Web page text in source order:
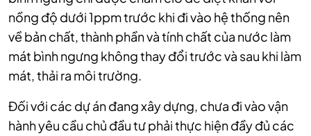
nồng độ dưới 1ppm trước khi đi vào hệ thống nên
về bản chất, thành phần và tính chất của nước làm
mát bình ngưng không thay đổi trước và sau khi làm
mát, thải ra môi trường.
Đối với các dự án đang xây dựng, chưa đi vào vận
hành yêu cầu chủ đầu tư phải thực hiện đầy đủ các